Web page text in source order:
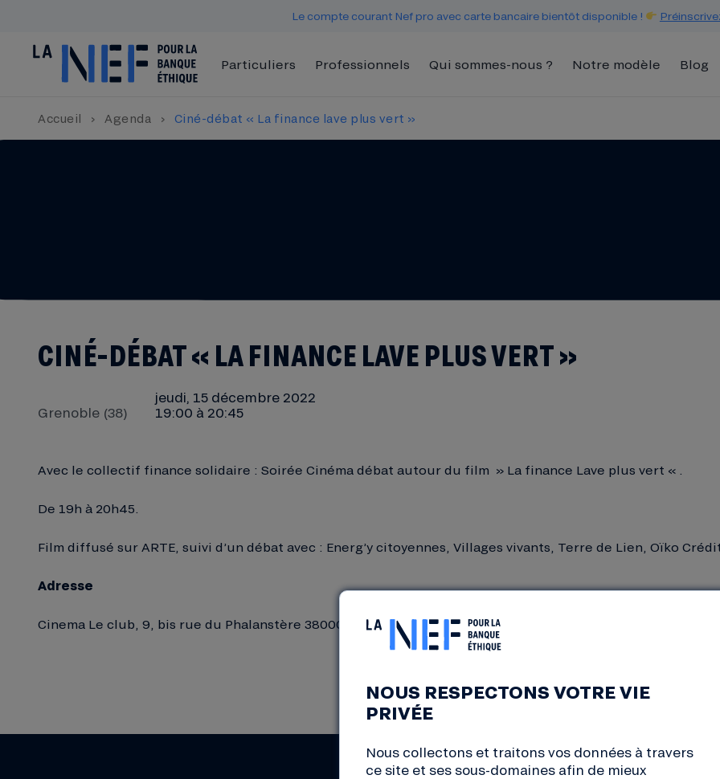
Le compte courant Nef pro avec carte bancaire bientôt disponible !
Particuliers Professionnels Qui sommes-nous ? Notre modèle Blog
Accueil › Agenda › Ciné-débat « La finance lave plus vert »
CINÉ-DÉBAT « LA FINANCE LAVE PLUS VERT »
Grenoble (38)
jeudi, 15 décembre 2022
19:00 à 20:45
Avec le collectif finance solidaire : Soirée Cinéma débat autour du film » La finance Lave plus vert « .
De 19h à 20h45.
Film diffusé sur ARTE, suivi d’un débat avec : Energ’y citoyennes, Villages vivants, Terre de Lien, Oïko
Adresse
Cinema Le club, 9, bis rue du Phalanstère 38000 Grenoble
NOUS RESPECTONS VOTRE VIE
PRIVÉE
Nous collectons et traitons vos données à travers
ce site et ses sous-domaines afin de mieux